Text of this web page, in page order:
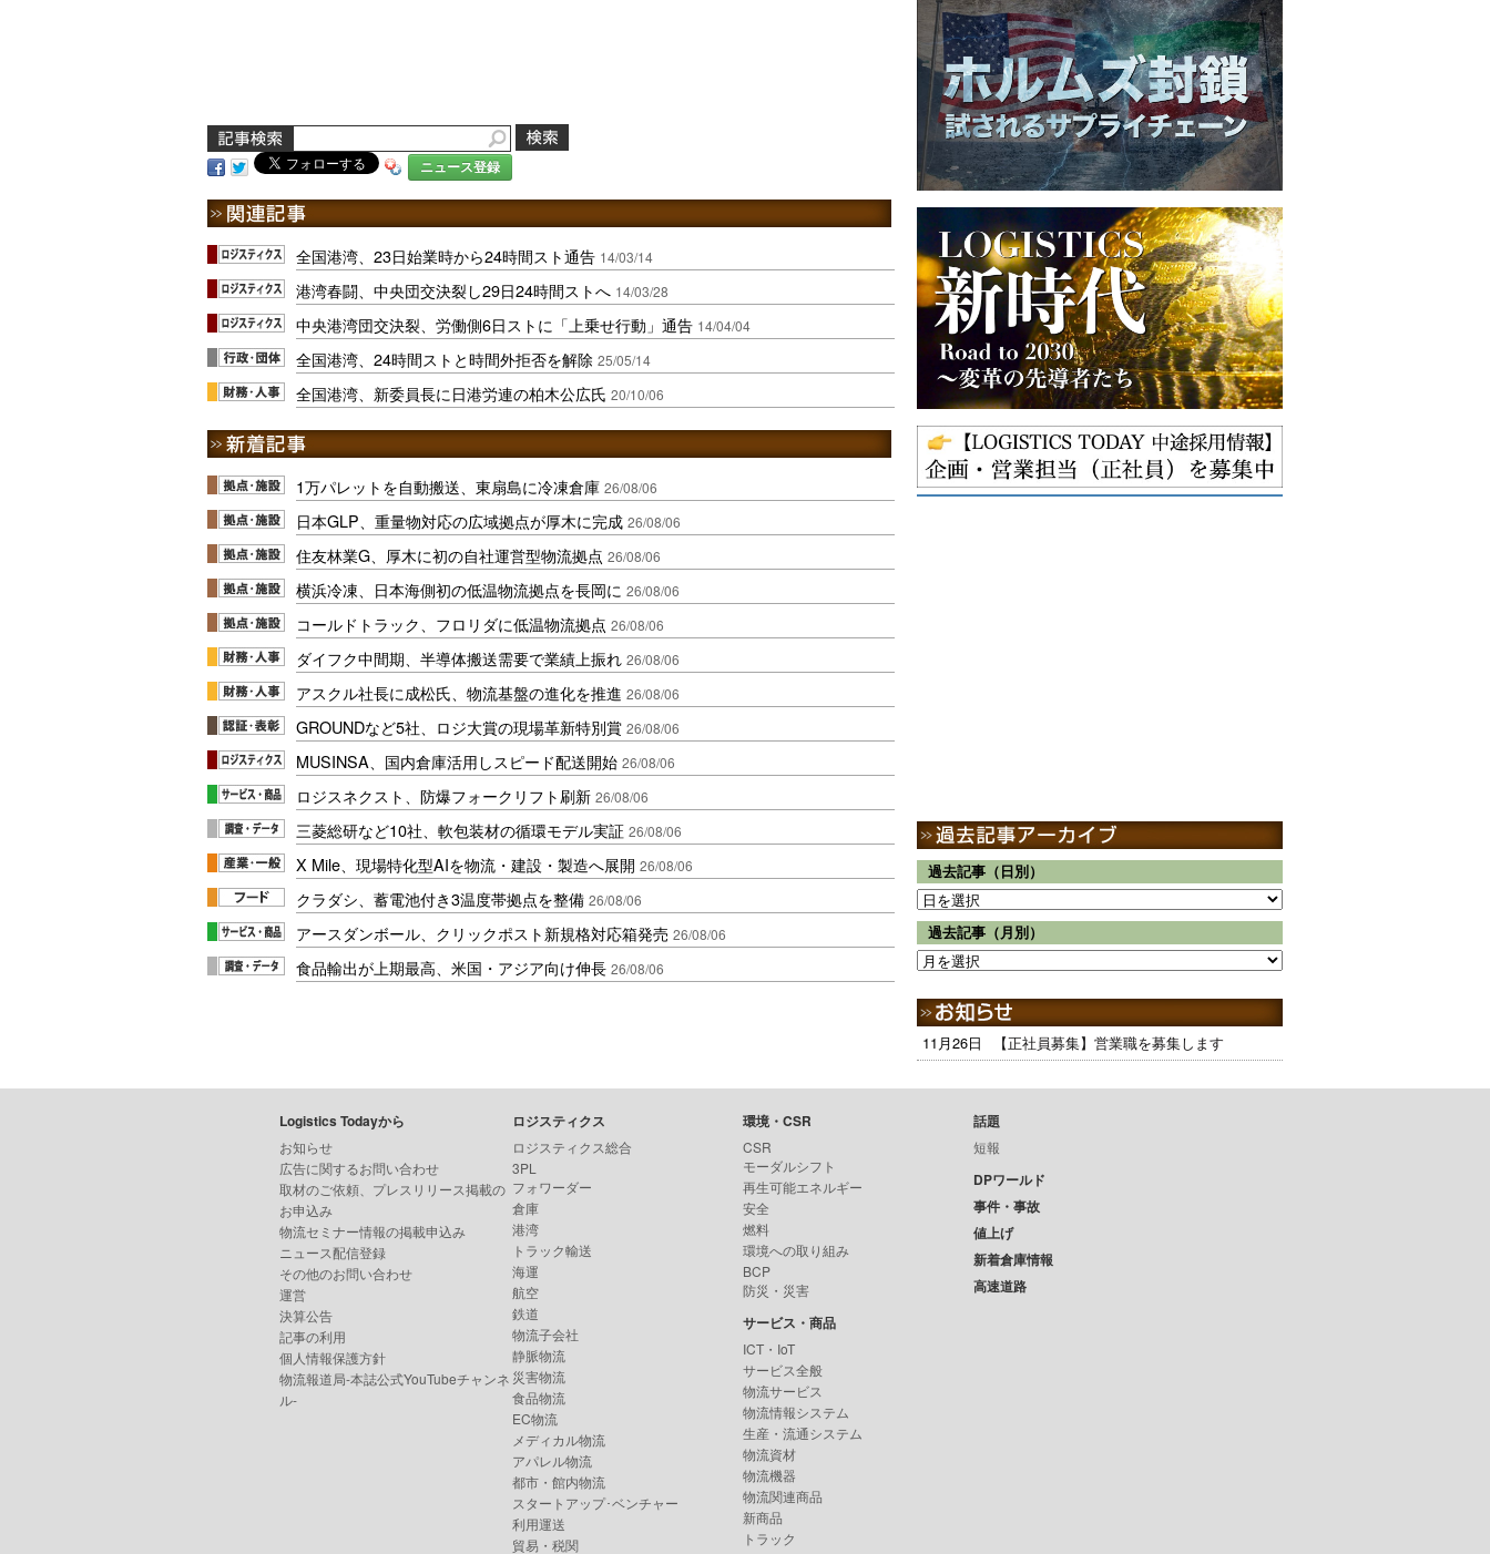
ニュース登録
全国港湾、23日始業時から24時間スト通告 14/03/14
港湾春闘、中央団交決裂し29日24時間ストへ 14/03/28
中央港湾団交決裂、労働側6日ストに「上乗せ行動」通告 14/04/04
全国港湾、24時間ストと時間外拒否を解除 25/05/14
全国港湾、新委員長に日港労連の柏木公広氏 20/10/06
1万パレットを自動搬送、東扇島に冷凍倉庫 26/08/06
日本GLP、重量物対応の広域拠点が厚木に完成 26/08/06
住友林業G、厚木に初の自社運営型物流拠点 26/08/06
横浜冷凍、日本海側初の低温物流拠点を長岡に 26/08/06
コールドトラック、フロリダに低温物流拠点 26/08/06
ダイフク中間期、半導体搬送需要で業績上振れ 26/08/06
アスクル社長に成松氏、物流基盤の進化を推進 26/08/06
GROUNDなど5社、ロジ大賞の現場革新特別賞 26/08/06
MUSINSA、国内倉庫活用しスピード配送開始 26/08/06
ロジスネクスト、防爆フォークリフト刷新 26/08/06
三菱総研など10社、軟包装材の循環モデル実証 26/08/06
X Mile、現場特化型AIを物流・建設・製造へ展開 26/08/06
クラダシ、蓄電池付き3温度帯拠点を整備 26/08/06
アースダンボール、クリックポスト新規格対応箱発売 26/08/06
食品輸出が上期最高、米国・アジア向け伸長 26/08/06
過去記事（日別）
過去記事（月別）
11月26日 【正社員募集】営業職を募集します
Logistics Todayから
お知らせ
広告に関するお問い合わせ
取材のご依頼、プレスリリース掲載の
お申込み
物流セミナー情報の掲載申込み
ニュース配信登録
その他のお問い合わせ
運営
決算公告
記事の利用
個人情報保護方針
物流報道局-本誌公式YouTubeチャンネ
ル-
ロジスティクス
ロジスティクス総合
3PL
フォワーダー
倉庫
港湾
トラック輸送
海運
航空
鉄道
物流子会社
静脈物流
災害物流
食品物流
EC物流
メディカル物流
アパレル物流
都市・館内物流
スタートアップ･ベンチャー
利用運送
貿易・税関
環境・CSR
CSR
モーダルシフト
再生可能エネルギー
安全
燃料
環境への取り組み
BCP
防災・災害
サービス・商品
ICT・IoT
サービス全般
物流サービス
物流情報システム
生産・流通システム
物流資材
物流機器
物流関連商品
新商品
トラック
話題
短報
DPワールド
事件・事故
値上げ
新着倉庫情報
高速道路